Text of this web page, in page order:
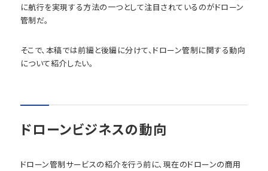
に航行を実現する方法の一つとして注目されているのがドローン
管制だ。
そこで、本稿では前編と後編に分けて、ドローン管制に関する動向
について紹介したい。
ドローンビジネスの動向
ドローン管制サービスの紹介を行う前に、現在のドローンの商用